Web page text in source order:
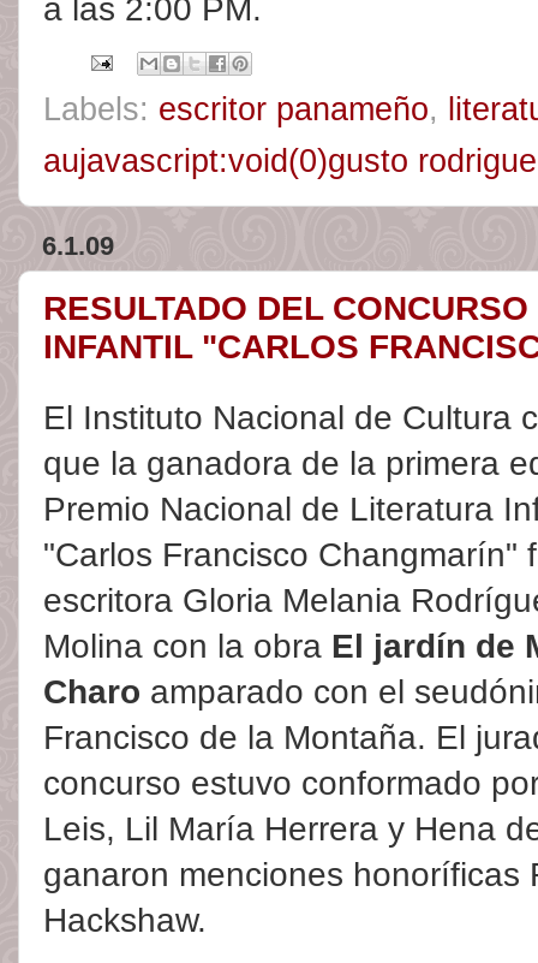
a las 2:00 PM.
Labels: escritor panameño,
aujavascript:void(0)gusto
6.1.09
RESULTADO DEL
INFANTIL "CARLOS
El Instituto Nacional de Cultura
que la ganadora de la primera
Premio Nacional de Literatura
"Carlos Francisco Changmarín"
escritora Gloria Melania
Molina con la obra El jardín de
Charo amparado con el
Francisco de la Montaña. El
concurso estuvo conformado
Leis, Lil María Herrera y Hena
ganaron menciones honoríficas
Hackshaw.